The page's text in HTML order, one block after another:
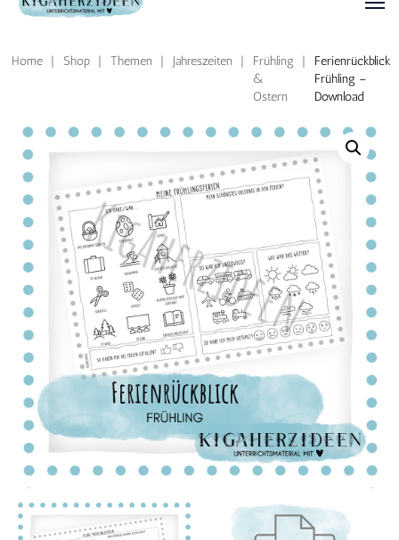
Home | Shop | Themen | Jahreszeiten |
Frühling
&
Ostern
|
Ferienrückblick
Frühling –
Download